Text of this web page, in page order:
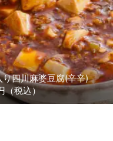
り四川麻婆豆腐(辛辛)
（税込）